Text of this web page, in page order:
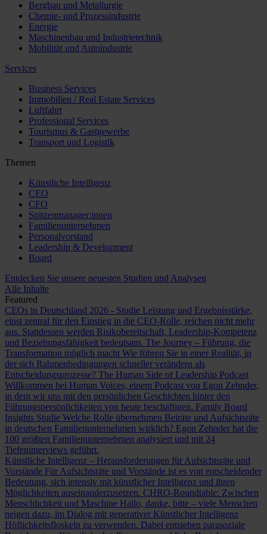
Bergbau und Metallurgie
Chemie- und Prozessindustrie
Energie
Maschinenbau und Industrietechnik
Mobilität und Autoindustrie
Services
Business Services
Immobilien / Real Estate Services
Luftfahrt
Professional Services
Tourismus & Gastgewerbe
Transport und Logistik
Themen
Künstliche Intelligenz
CEO
CFO
Spitzenmanager:innen
Familienunternehmen
Personalvorstand
Leadership & Development
Board
Entdecken Sie unsere neuesten Studien und Analysen
Alle Inhalte
Featured
CEOs in Deutschland 2026 - Studie Leistung und Ergebnisstärke,
einst zentral für den Einstieg in die CEO-Rolle, reichen nicht mehr
aus. Stattdessen werden Risikobereitschaft, Leadership-Kompetenz
und Beziehungsfähigkeit bedeutsam. The Journey – Führung, die
Transformation möglich macht Wie führen Sie in einer Realität, in
der sich Rahmenbedingungen schneller verändern als
Entscheidungsprozesse? The Human Side of Leadership Podcast
Willkommen bei Human Voices, einem Podcast von Egon Zehnder,
in dem wir uns mit den persönlichen Geschichten hinter den
Führungspersönlichkeiten von heute beschäftigen. Family Board
Insights Studie Welche Rolle übernehmen Beiräte und Aufsichtsräte
in deutschen Familienunternehmen wirklich? Egon Zehnder hat die
100 größten Familienunternehmen analysiert und mit 24
Tiefeninterviews geführt.
Künstliche Intelligenz – Herausforderungen für Aufsichtsräte und
Vorstände Für Aufsichtsräte und Vorstände ist es von entscheidender
Bedeutung, sich intensiv mit künstlicher Intelligenz und ihren
Möglichkeiten auseinanderzusetzen. CHRO-Roundtable: Zwischen
Menschlichkeit und Maschine Hallo, danke, bitte – viele Menschen
neigen dazu, im Dialog mit generativer Künstlicher Intelligenz
Höflichkeitsfloskeln zu verwenden. Dabei entstehen parasoziale